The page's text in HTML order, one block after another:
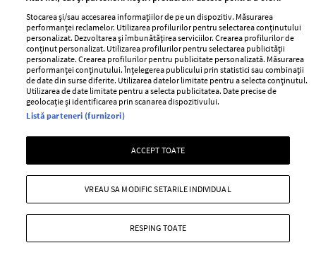
Dacă un serum nu face încă parte din rutina ta de
înfrumusețare, atunci ar trebui să schimbi acest lucru
cât mai repede.
+ MAI MULTE
TOP 25 Cele mai HOT parfumuri ale
Ești curioasă care sunt cele mai noi parfumuri lansate în
această toamnă? Cele pe care le vei dori cu pasiune?
Cele care îți vor face toamna mai senzuală, mai suavă,
Stocarea și/sau accesarea informațiilor de pe un dispozitiv. Măsurarea
performanței reclamelor. Utilizarea profilurilor pentru selectarea conținutului
personalizat. Dezvoltarea și îmbunătățirea serviciilor. Crearea profilurilor de
conținut personalizat. Utilizarea profilurilor pentru selectarea publicității
personalizate. Crearea profilurilor pentru publicitate personalizată. Măsurarea
performanței conținutului. Înțelegerea publicului prin statistici sau combinații
de date din surse diferite. Utilizarea datelor limitate pentru a selecta conținutul.
Utilizarea de date limitate pentru a selecta publicitatea. Date precise de
geolocație și identificarea prin scanarea dispozitivului.
Listă parteneri (furnizori)
ACCEPT TOATE
RESPING TOATE
VREAU SA MODIFIC SETARILE INDIVIDUAL